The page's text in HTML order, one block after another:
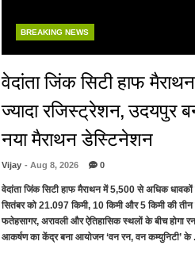
BREAKING NEWS
वेदांता जिंक सिटी हाफ
ज्यादा रजिस्ट्रेशन, उदयपुर
नया मैराथन डेस्टिनेशन
Vijay - Aug 8, 2026 0
वेदांता जिंक सिटी हाफ मैराथन में 5,500 से अधिक
सितंबर को 21.097 किमी, 10 किमी और 5 किमी की तीन
फतेहसागर, अरावली और ऐतिहासिक स्थलों के बीच होगा
आकर्षण का केंद्र बना आयोजन ‘वन रन, वन कम्युनिटी’ के